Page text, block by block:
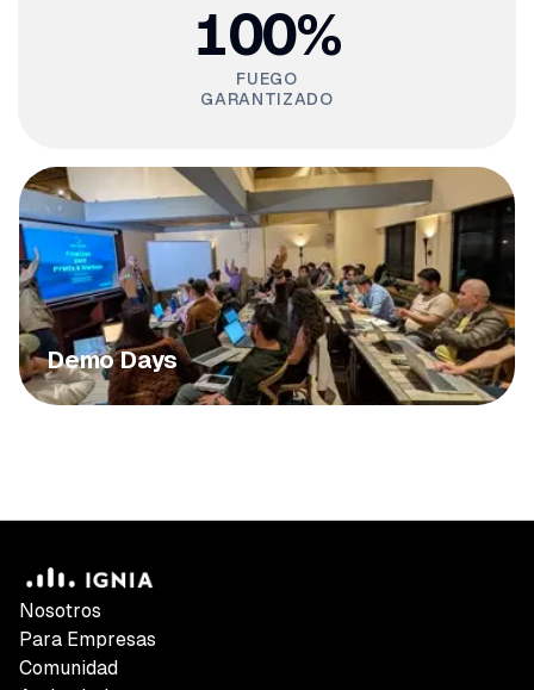
100%
FUEGO
GARANTIZADO
Demo Days
Nosotros
Para Empresas
Comunidad